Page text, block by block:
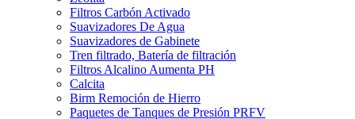
Filtros Carbón Activado
Suavizadores De Agua
Suavizadores de Gabinete
Tren filtrado, Batería de filtración
Filtros Alcalino Aumenta PH
Calcita
Birm Remoción de Hierro
Paquetes de Tanques de Presión PRFV